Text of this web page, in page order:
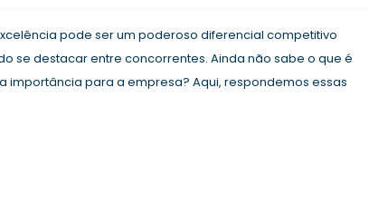
pode ser um poderoso diferencial competitivo
se destacar entre concorrentes. Ainda não sabe o que é
importância para a empresa? Aqui, respondemos essas